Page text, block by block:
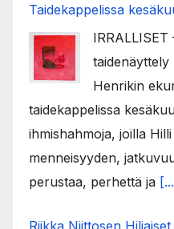
Taidekappelissa
taidenäyttely
Henrikin
taidekappelissa
ihmishahmoja, joilla
menneisyyden,
perustaa, perhettä ja